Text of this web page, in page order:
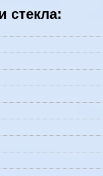
стекла: